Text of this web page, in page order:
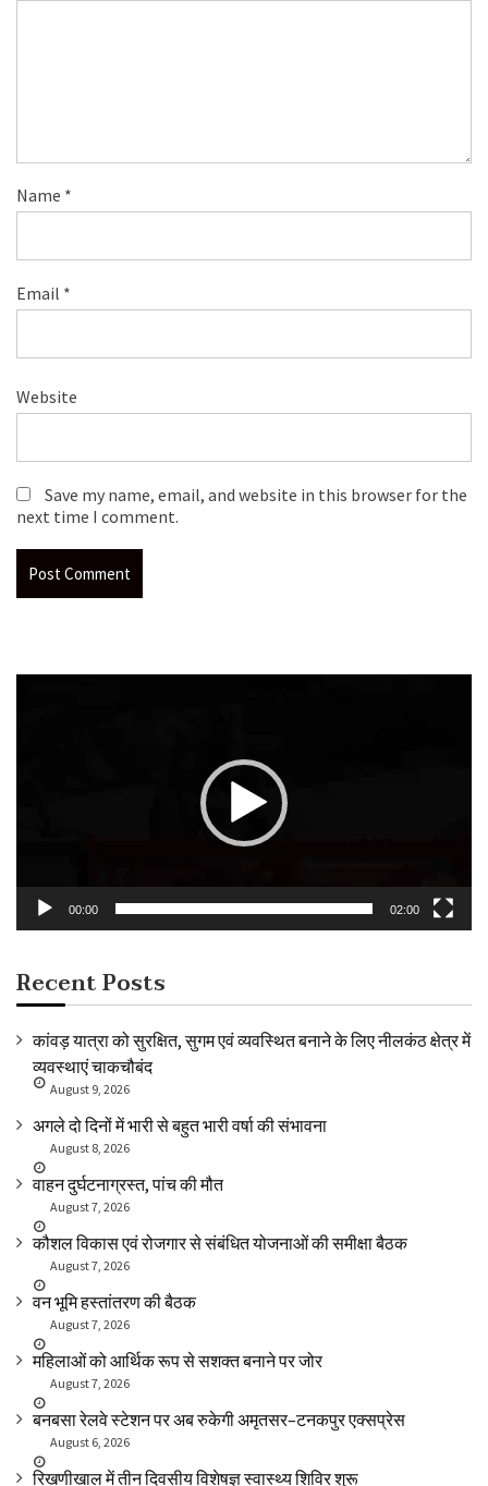
Name *
Email *
Website
Save my name, email, and website in this browser for the
next time I comment.
00:00 02:00
Recent Posts
कांवड़ यात्रा को सुरक्षित, सुगम एवं व्यवस्थित बनाने के लिए नीलकंठ क्षेत्र में
व्यवस्थाएं चाकचौबंद
August 9, 2026
अगले दो दिनों में भारी से बहुत भारी वर्षा की संभावना
August 8, 2026
वाहन दुर्घटनाग्रस्त, पांच की मौत
August 7, 2026
कौशल विकास एवं रोजगार से संबंधित योजनाओं की समीक्षा बैठक
August 7, 2026
वन भूमि हस्तांतरण की बैठक
August 7, 2026
महिलाओं को आर्थिक रूप से सशक्त बनाने पर जोर
August 7, 2026
बनबसा रेलवे स्टेशन पर अब रुकेगी अमृतसर–टनकपुर एक्सप्रेस
August 6, 2026
रिखणीखाल में तीन दिवसीय विशेषज्ञ स्वास्थ्य शिविर शुरू